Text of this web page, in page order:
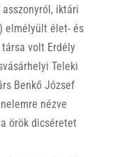
iktári
elmélyült élet- és
volt Erdély
Teleki
Benkő József
nézve
örök dicséretet